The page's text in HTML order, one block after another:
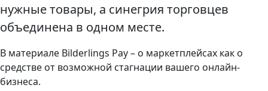
нужные товары, а синегрия торговцев
объединена в одном месте.
В материале Bilderlings Pay – о маркетплейсах как о
средстве от возможной стагнации вашего онлайн-
бизнеса.